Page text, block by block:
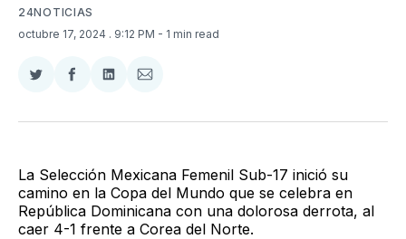
24NOTICIAS
octubre 17, 2024 . 9:12 PM - 1 min read
Compartir
Twitter
Compartir
Facebook
Compartir
LinkedIn
Compartir
Email
La Selección Mexicana Femenil Sub-17 inició su
camino en la Copa del Mundo que se celebra en
República Dominicana con una dolorosa derrota, al
caer 4-1 frente a Corea del Norte.